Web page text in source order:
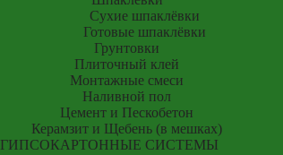
Сухие шпаклёвки
Готовые шпаклёвки
Грунтовки
Плиточный клей
Монтажные смеси
Наливной пол
Цемент и Пескобетон
Керамзит и Щебень (в мешках)
ГИПСОКАРТОННЫЕ СИСТЕМЫ